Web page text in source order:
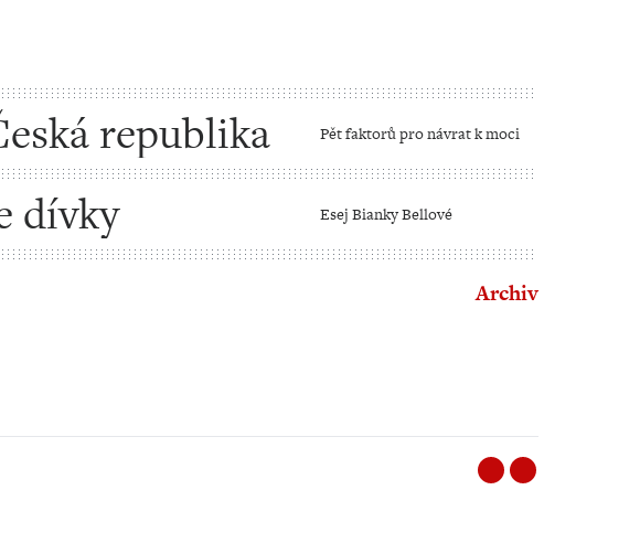
republika Pět faktorů pro návrat k moci
dívky Esej Bianky Bellové
Archiv